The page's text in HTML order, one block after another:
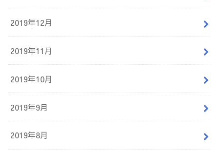
2019年12月
2019年11月
2019年10月
2019年9月
2019年8月